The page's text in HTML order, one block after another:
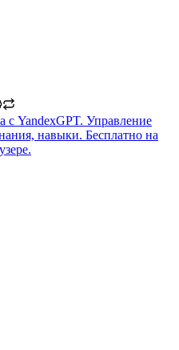
с YandexGPT. Управление
навыки. Бесплатно на